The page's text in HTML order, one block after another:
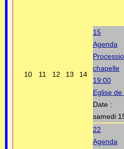
10 11 12 13 14
15
Agenda
chapelle
19:00
Eglise
Date :
samedi
22
Agenda